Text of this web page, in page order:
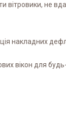
вітровики, не
накладних
вікон для будь-